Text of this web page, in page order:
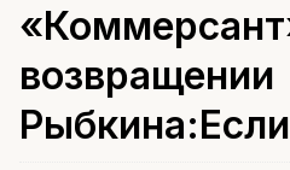
возвращении